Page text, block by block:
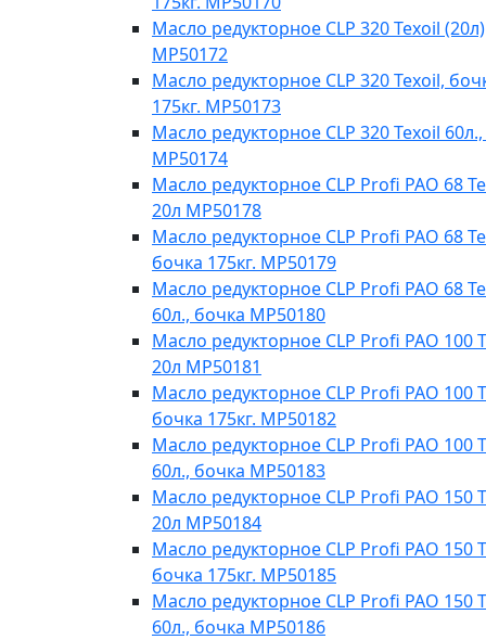
Масло редукторное CLP 320 Texoil (20л)
MP50172
Масло редукторное CLP 320 Texoil,
175кг. MP50173
Масло редукторное CLP 320 Texoil
MP50174
Масло редукторное CLP Profi PAO 68
20л МР50178
Масло редукторное CLP Profi PAO 68
бочка 175кг. МР50179
Масло редукторное CLP Profi PAO 68
60л., бочка МР50180
Масло редукторное CLP Profi PAO 100
20л МР50181
Масло редукторное CLP Profi PAO 100
бочка 175кг. МР50182
Масло редукторное CLP Profi PAO 100
60л., бочка МР50183
Масло редукторное CLP Profi PAO 150
20л МР50184
Масло редукторное CLP Profi PAO 150
бочка 175кг. МР50185
Масло редукторное CLP Profi PAO 150
60л., бочка МР50186